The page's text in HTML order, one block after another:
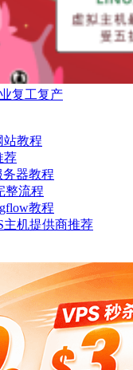
复工复产
站教程
荐
务器教程
整流程
教程
主机提供商推荐